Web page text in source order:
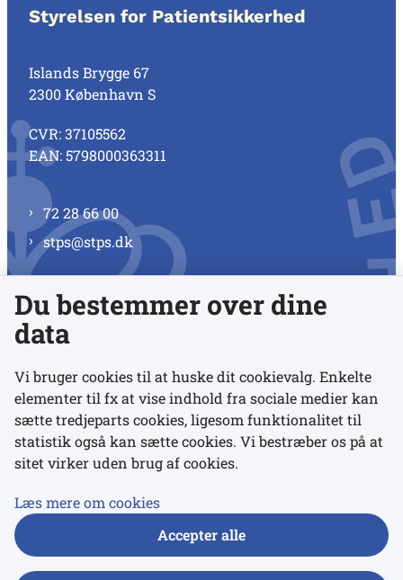
Styrelsen for Patientsikkerhed
Islands Brygge 67
2300 København S
CVR: 37105562
EAN: 5798000363311
72 28 66 00
stps@stps.dk
Se alle kontaktnumre
Links
Udgivelser
Du bestemmer over dine
data
Vi bruger cookies til at huske dit cookievalg. Enkelte
elementer til fx at vise indhold fra sociale medier kan
sætte tredjeparts cookies, ligesom funktionalitet til
statistik også kan sætte cookies. Vi bestræber os på at
sitet virker uden brug af cookies.
Læs mere om cookies
Accepter alle